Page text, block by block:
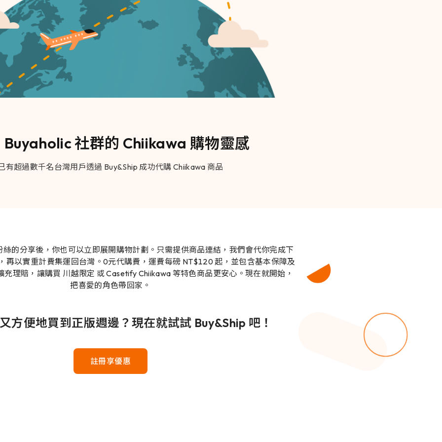
Buyaholic 社群的 Chiikawa 購物靈感
有超過數千名台灣用戶透過 Buy&Ship 成功代購 Chiikawa 商品
絲的分享後，你也可以立即展開購物計劃。只需提供商品連結，我們會代你完成下
再以實重計費集運回台灣。0元代購費，運費每磅 NT$120 起，並包含基本保障及
充理賠，讓購買 川越限定 或 Casetify Chiikawa 等特色商品更安心。現在就開始，
把喜愛的角色帶回家。
方便地買到正版週邊？現在就試試 Buy&Ship 吧！
註冊享優惠